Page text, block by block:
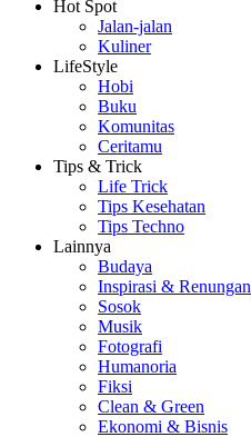
Hot Spot
Jalan-jalan
Kuliner
LifeStyle
Hobi
Buku
Komunitas
Ceritamu
Tips & Trick
Life Trick
Tips Kesehatan
Tips Techno
Lainnya
Budaya
Inspirasi & Renungan
Sosok
Musik
Fotografi
Humanoria
Fiksi
Clean & Green
Ekonomi & Bisnis